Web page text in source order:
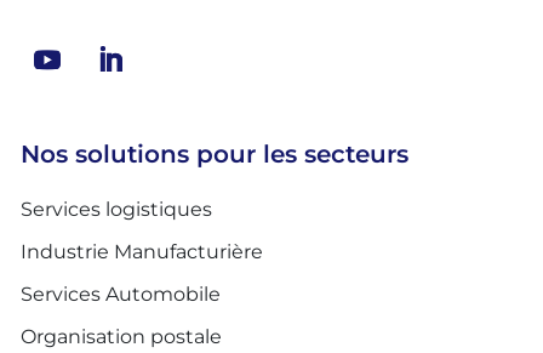
Nos solutions pour les secteurs
Services logistiques
Industrie Manufacturière
Services Automobile
Organisation postale